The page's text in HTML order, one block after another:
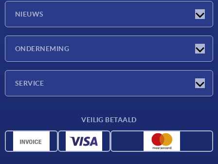
NIEUWS
ONDERNEMING
SERVICE
CAD-gegevens
VEILIG BETAALD